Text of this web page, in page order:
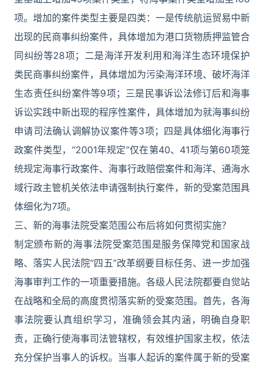
项。增加的案件类型主要是四类：一是传统航运贸易中新
出现的民商事纠纷案件，具体增加为港口货物质押监管合
同纠纷等28项；二是海洋开发利用和海洋生态环境保护
类民商事纠纷案件，具体增加为污染海洋环境、破坏海洋
生态责任纠纷案件等9项；三是民事诉讼法修订后和海事
诉讼实践中新出现的程序性案件，具体增加为就海事纠纷
申请司法确认调解协议案件等3项；四是具体细化海事行
政案件类型，“2001年规定”仅在第40、41项与第60项笼
统规定海事行政案件、海事行政赔偿案件和海洋、通海水
域行政主管机关依法申请强制执行案件，新的受案范围具
体细化为7项。
三、新的海事法院受案范围公布后将如何贯彻实施？
制定颁布新的海事法院受案范围是服务保障党和国家战
略、落实人民法院“四五”改革纲要目标任务、进一步加强
海事审判工作的一项重要措施。各级人民法院都要自觉站
在战略和全局的高度贯彻落实新的受案范围。首先，各海
事法院要认真组织学习，准确领会其内涵，明确自身职
责，正确行使海事司法管辖权，有效维护国家主权，依法
充分保护当事人的诉权。当事人起诉的案件属于新的受案